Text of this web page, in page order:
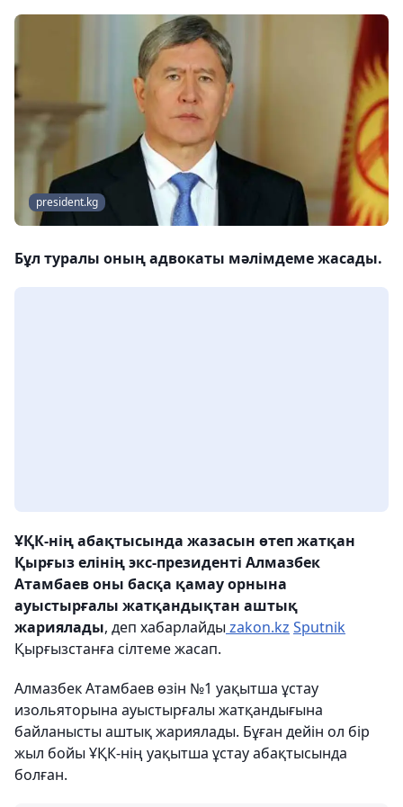
president.kg
Бұл туралы оның адвокаты мәлімдеме жасады.
ҰҚК-нің абақтысында жазасын өтеп жатқан
Қырғыз елінің экс-президенті Алмазбек
Атамбаев оны басқа қамау орнына
ауыстырғалы жатқандықтан аштық
жариялады, деп хабарлайды zakon.kz Sputnik
Қырғызстанға сілтеме жасап.
Алмазбек Атамбаев өзін №1 уақытша ұстау
изольяторына ауыстырғалы жатқандығына
байланысты аштық жариялады. Бұған дейін ол бір
жыл бойы ҰҚК-нің уақытша ұстау абақтысында
болған.